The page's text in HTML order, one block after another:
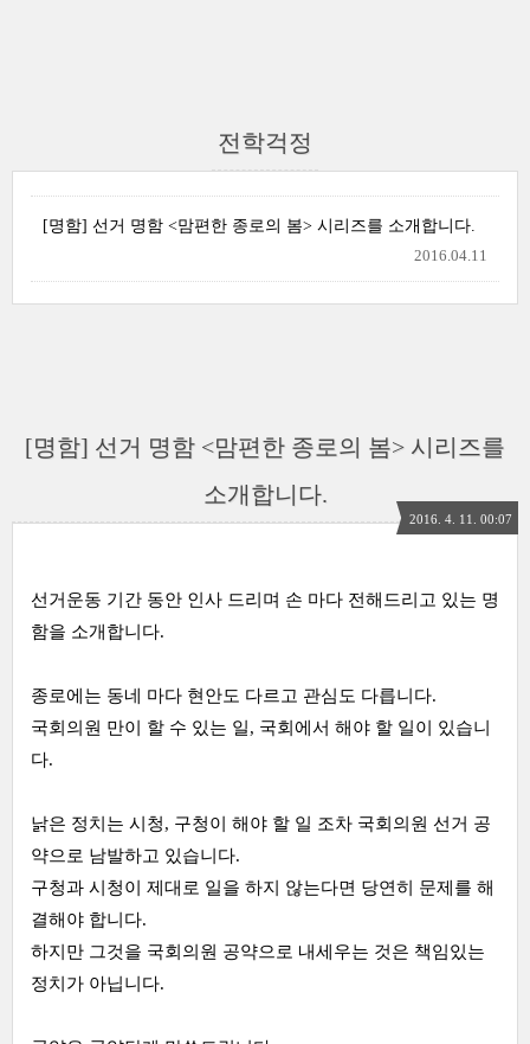
전학걱정
[명함] 선거 명함 <맘편한 종로의 봄> 시리즈를 소개합니다.
2016.04.11
[명함] 선거 명함 <맘편한 종로의 봄> 시리즈를
소개합니다.
2016. 4. 11. 00:07
선거운동 기간 동안 인사 드리며 손 마다 전해드리고 있는 명
함을 소개합니다.
종로에는 동네 마다 현안도 다르고 관심도 다릅니다.
국회의원 만이 할 수 있는 일, 국회에서 해야 할 일이 있습니
다.
낡은 정치는 시청, 구청이 해야 할 일 조차 국회의원 선거 공
약으로 남발하고 있습니다.
구청과 시청이 제대로 일을 하지 않는다면 당연히 문제를 해
결해야 합니다.
하지만 그것을 국회의원 공약으로 내세우는 것은 책임있는
정치가 아닙니다.